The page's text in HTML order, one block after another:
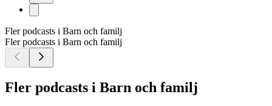
Fler podcasts i Barn och familj
Fler podcasts i Barn och familj
Fler podcasts i Barn och familj